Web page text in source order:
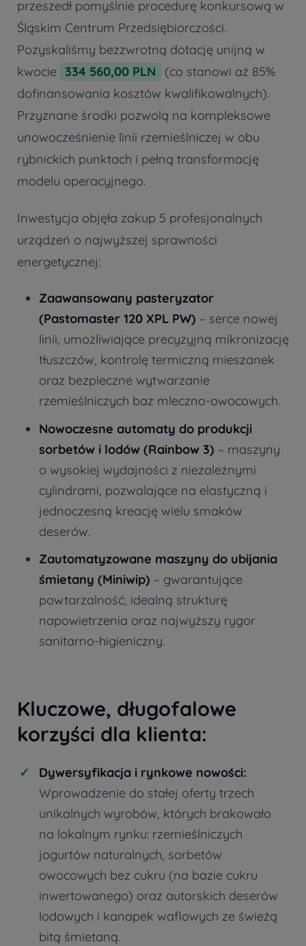
przeszedł pomyślnie procedurę konkursową w
Śląskim Centrum Przedsiębiorczości.
Pozyskaliśmy bezzwrotną dotację unijną w
kwocie 334 560,00 PLN
(co stanowi aż 85%
dofinansowania kosztów kwalifikowalnych).
Przyznane środki pozwolą na kompleksowe
unowocześnienie linii rzemieślniczej w obu
rybnickich punktach i pełną transformację
modelu operacyjnego.
Inwestycja objęła zakup 5 profesjonalnych
urządzeń o najwyższej sprawności
energetycznej:
Zaawansowany pasteryzator
(Pastomaster 120 XPL PW) – serce nowej
linii, umożliwiające precyzyjną mikronizację
tłuszczów, kontrolę termiczną mieszanek
oraz bezpieczne wytwarzanie
rzemieślniczych baz mleczno-owocowych.
Nowoczesne automaty do produkcji
sorbetów i lodów (Rainbow 3) – maszyny
o wysokiej wydajności z niezależnymi
cylindrami, pozwalające na elastyczną i
jednoczesną kreację wielu smaków
deserów.
Zautomatyzowane maszyny do ubijania
śmietany (Miniwip) – gwarantujące
powtarzalność, idealną strukturę
napowietrzenia oraz najwyższy rygor
sanitarno-higieniczny.
Kluczowe, długofalowe
korzyści dla klienta:
Dywersyfikacja i rynkowe nowości:
Wprowadzenie do stałej oferty trzech
unikalnych wyrobów, których brakowało
na lokalnym rynku: rzemieślniczych
jogurtów naturalnych, sorbetów
owocowych bez cukru (na bazie cukru
inwertowanego) oraz autorskich deserów
lodowych i kanapek waflowych ze świeżą
bitą śmietaną.